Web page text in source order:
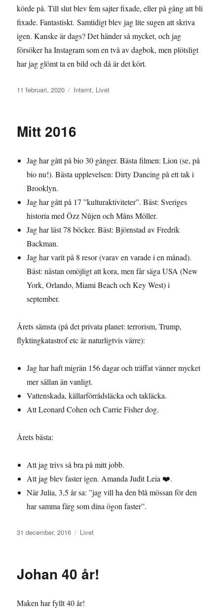
körde på. Till slut blev fem sajter fixade, eller på gång att bli
fixade. Fantastiskt. Samtidigt blev jag lite sugen att skriva
igen. Kanske är dags? Det händer så mycket, och jag
försöker ha Instagram som en två av dagbok, men plötsligt
har jag glömt ta en bild och då är det kört.
Publicerat
11 februari, 2020 Kategorier
Internt, Livet
Mitt 2016
Jag har gått på bio 30 gånger. Bästa filmen: Lion (se, på
bio nu!). Bästa upplevelsen: Dirty Dancing på ett tak i
Brooklyn.
Jag har gått på 17 ”kulturaktiviteter”. Bäst: Sveriges
historia med Özz Nûjen och Måns Möller.
Jag har läst 78 böcker. Bäst: Björnstad av Fredrik
Backman.
Jag har varit på 8 resor (varav en varade i en månad).
Bäst: nästan omöjligt att kora, men får säga USA (New
York, Orlando, Miami Beach och Key West) i
september.
Årets sämsta (på det privata planet: terrorism, Trump,
flyktingkatastrof etc är naturligtvis värre):
Jag har haft migrän 156 dagar och träffat vänner mycket
mer sällan än vanligt.
Vattenskada, källarförrådsläcka och takläcka.
Att Leonard Cohen och Carrie Fisher dog.
Årets bästa:
Att jag trivs så bra på mitt jobb.
Att jag blev faster igen. Amanda Judit Leia ❤️.
När Julia, 3,5 år sa: ”jag vill ha den blå mössan för den
har samma färg som dina ögon faster”.
Publicerat
31 december, 2016 Kategorier
Livet
Johan 40 år!
Maken har fyllt 40 år!